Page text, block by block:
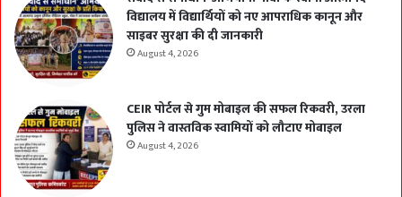
विद्यालय में विद्यार्थियों को नए आपराधिक कानून और
साइबर सुरक्षा की दी जानकारी
August 4, 2026
CEIR पोर्टल से गुम मोबाइल की सफल रिकवरी, उरला
पुलिस ने वास्तविक स्वामियों को लौटाए मोबाइल
August 4, 2026